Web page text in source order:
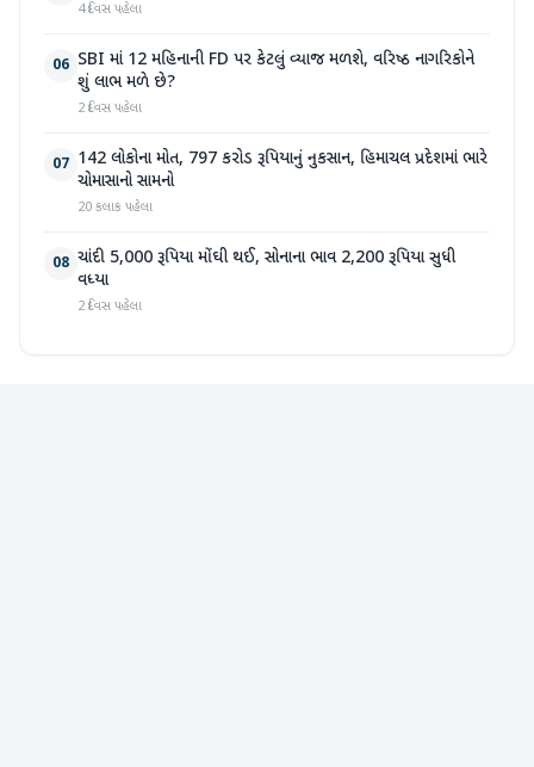
4 દિવસ પહેલા
06 SBI માં 12 મહિનાની FD પર કેટલું વ્યાજ મળશે, વરિષ્ઠ નાગરિકોને
શું લાભ મળે છે?
2 દિવસ પહેલા
07 142 લોકોના મોત, 797 કરોડ રૂપિયાનું નુકસાન, હિમાચલ પ્રદેશમાં ભારે
ચોમાસાનો સામનો
20 કલાક પહેલા
08 ચાંદી 5,000 રૂપિયા મોંઘી થઈ, સોનાના ભાવ 2,200 રૂપિયા સુધી
વધ્યા
2 દિવસ પહેલા